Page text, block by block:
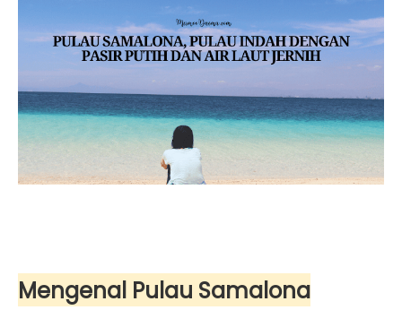
Mengenal Pulau Samalona